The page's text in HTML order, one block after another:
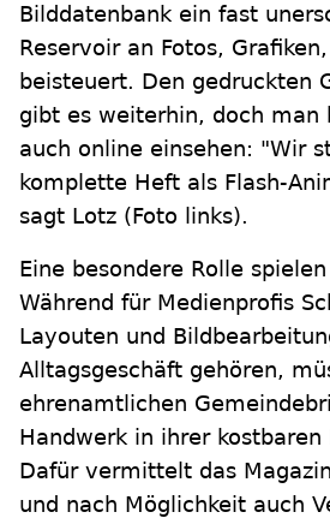
Bilddatenbank ein fast
Reservoir an Fotos,
beisteuert. Den gedruckten
gibt es weiterhin, doch man
auch online einsehen: "Wir
komplette Heft als Flash-
sagt Lotz (Foto links).
Eine besondere Rolle
Während für Medienprofis
Layouten und
Alltagsgeschäft gehören,
ehrenamtlichen
Handwerk in ihrer kostbaren
Dafür vermittelt das
und nach Möglichkeit auch